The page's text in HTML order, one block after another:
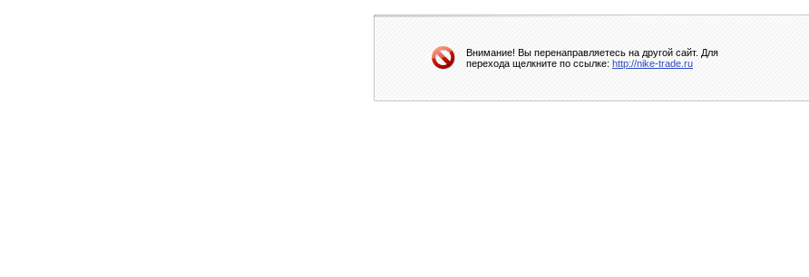
Внимание! Вы перенаправляетесь на другой сайт. Для
перехода щелкните по ссылке: http://nike-trade.ru